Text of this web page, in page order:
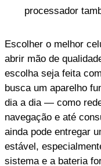
processador
Escolher o melhor
abrir mão de
escolha seja feita
busca um aparelho
dia a dia — como
navegação e até
ainda pode entregar
estável,
sistema e a bateria